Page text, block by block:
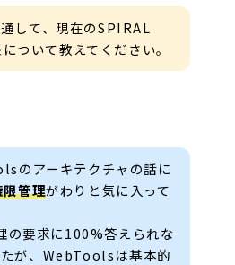
して、現在のSPIRAL
ついて教えてください。
のアーキテクチャの話に
限管理がわりと気に入って
の要求に100%答えられな
が、WebToolsは基本的